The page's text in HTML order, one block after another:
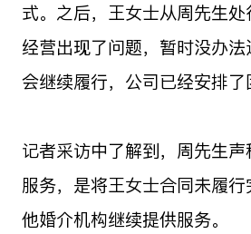
式。之后，王女士从周先生处
经营出现了问题，暂时没办
会继续履行，公司已经安排了
记者采访中了解到，周先生
服务，是将王女士合同未履
他婚介机构继续提供服务。